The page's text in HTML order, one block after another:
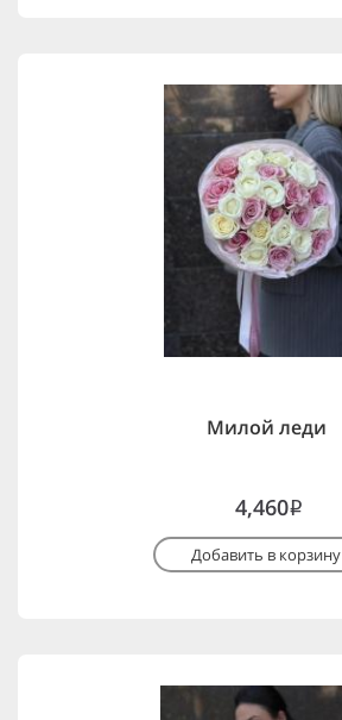
Милой леди
4,460i
Добавить в корзину